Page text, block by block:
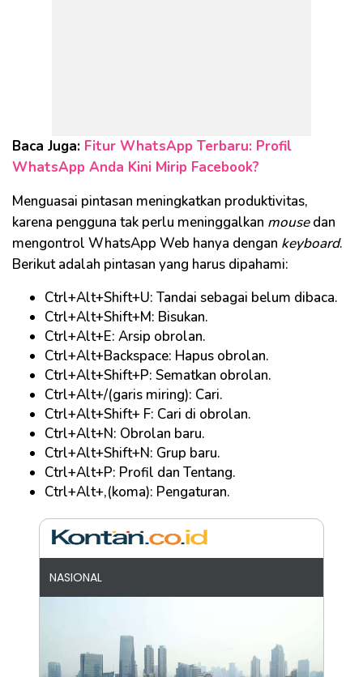
Baca Juga: Fitur WhatsApp Terbaru: Profil
WhatsApp Anda Kini Mirip Facebook?
Menguasai pintasan meningkatkan produktivitas,
karena pengguna tak perlu meninggalkan mousedan
mengontrol WhatsApp Web hanya dengan keyboard.
Berikut adalah pintasan yang harus dipahami:
Ctrl+Alt+Shift+U: Tandai sebagai belum dibaca.
Ctrl+Alt+Shift+M: Bisukan.
Ctrl+Alt+E: Arsip obrolan.
Ctrl+Alt+Backspace: Hapus obrolan.
Ctrl+Alt+Shift+P: Sematkan obrolan.
Ctrl+Alt+/(garis miring): Cari.
Ctrl+Alt+Shift+ F: Cari di obrolan.
Ctrl+Alt+N: Obrolan baru.
Ctrl+Alt+Shift+N: Grup baru.
Ctrl+Alt+P: Profil dan Tentang.
Ctrl+Alt+,(koma): Pengaturan.
NASIONAL